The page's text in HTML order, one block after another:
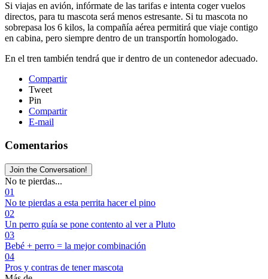
Si viajas en avión, infórmate de las tarifas e intenta coger vuelos
directos, para tu mascota será menos estresante. Si tu mascota no
sobrepasa los 6 kilos, la compañía aérea permitirá que viaje contigo
en cabina, pero siempre dentro de un transportín homologado.
En el tren también tendrá que ir dentro de un contenedor adecuado.
Compartir
Tweet
Pin
Compartir
E-mail
Comentarios
Join the Conversation!
No te pierdas...
01
No te pierdas a esta perrita hacer el pino
02
Un perro guía se pone contento al ver a Pluto
03
Bebé + perro = la mejor combinación
04
Pros y contras de tener mascota